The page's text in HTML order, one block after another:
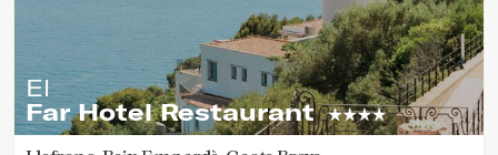
El
Far Hotel Restaurant